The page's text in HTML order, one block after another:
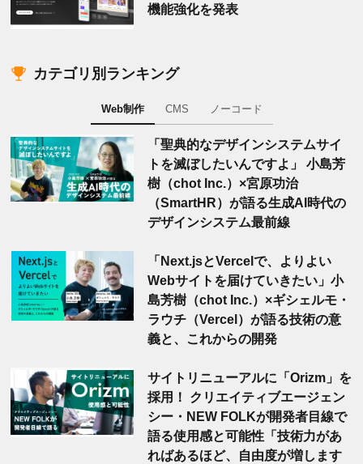
機能強化を発表
カテゴリ別ランキング
Web制作 CMS ノーコード
「聖典的なデザインシステムサイ
トを滅ぼしたいんですよ」 小島芳
樹（chot Inc.）×宮原功治
（SmartHR）が語る生成AI時代の
デザインシステム最前線
「Next.jsとVercelで、よりよい
Webサイトを届けていきたい」小
島芳樹（chot Inc.）×ギシェルモ・
ラウチ（Vercel）が語る技術の意
義と、これからの開発
サイトリニューアルに「Orizm」を
採用！ クリエイティブエージェン
シー・NEW FOLKが開発者目線で
語る使用感と可能性「技術力があ
ればあるほど、自由度が増します